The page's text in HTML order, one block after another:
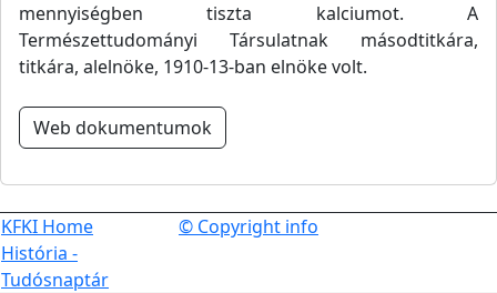
mennyiségben tiszta kalciumot. A
Természettudományi Társulatnak másodtitkára,
titkára, alelnöke, 1910-13-ban elnöke volt.
Web dokumentumok
KFKI Home
História -
Tudósnaptár
© Copyright info